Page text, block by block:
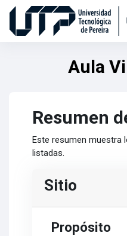
Saltar al contenido principal
Salta al contenido principal
Aula
Resumen
Este resumen muestra
listadas.
Sitio
Propósito